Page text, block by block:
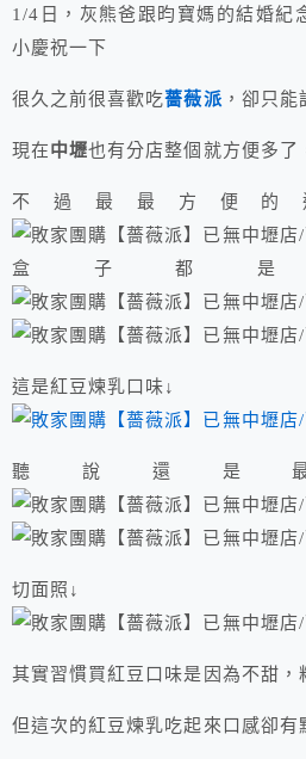
1/4日，灰熊爸跟昀寶媽的結婚紀
小慶祝一下
很久之前很喜歡吃薔薇派 ，卻只能
現在中壢也有分店整個就方便多了
不過最最方便的
盒子都
這是紅豆煉乳口味↓
聽說還是
切面照↓
其實習慣買紅豆口味是因為不甜，
但這次的紅豆煉乳吃起來口感卻有